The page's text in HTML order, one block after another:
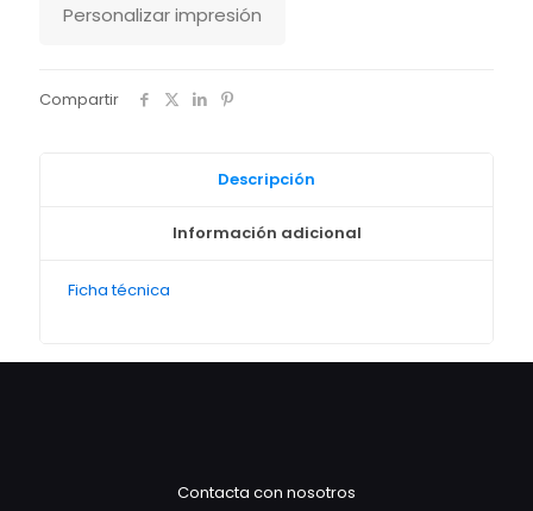
Personalizar impresión
Compartir
Descripción
Información adicional
Ficha técnica
Contacta con nosotros